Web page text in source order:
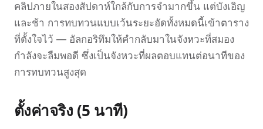
คลิปภายในสองสัปดาห์ใกล้กับการจำมากขึ้น แต่บังเอิญ
และช้า การทบทวนแบบเว้นระยะอัดทั้งหมดนี้เข้าตาราง
ที่ตั้งใจไว้ — อัลกอริทึมให้คำกลับมาในจังหวะที่สมอง
กำลังจะลืมพอดี ซึ่งเป็นจังหวะที่ผลตอบแทนต่อนาทีของ
การทบทวนสูงสุด
ตั้งค่าจริง (5 นาที)